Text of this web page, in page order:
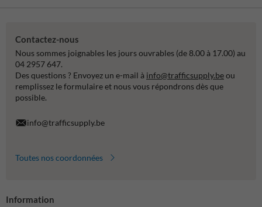
Contactez-nous
Nous sommes joignables les jours ouvrables (de 8.00 à 17.00) au
04 2957 647.
Des questions ? Envoyez un e-mail à info@trafficsupply.beou
remplissez le formulaire et nous vous répondrons dès que
possible.
info@trafficsupply.be
Toutes nos coordonnées
Information